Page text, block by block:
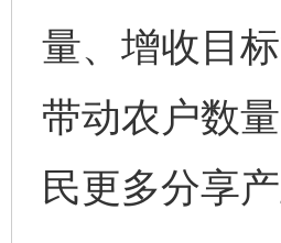
量、增收目
带动农户数
民更多分享